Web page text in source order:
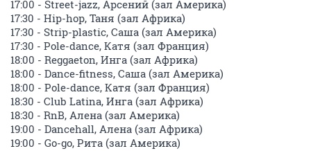
17:00 - Street-jazz, Арсений (зал Америка)
17:30 - Hip-hop, Таня (зал Африка)
17:30 - Strip-plastic, Саша (зал Америка)
17:30 - Pole-dance, Катя (зал Франция)
18:00 - Reggaeton, Инга (зал Африка)
18:00 - Dance-fitness, Саша (зал Америка)
18:00 - Pole-dance, Катя (зал Франция)
18:30 - Club Latina, Инга (зал Африка)
18:30 - RnB, Алена (зал Америка)
19:00 - Dancehall, Алена (зал Африка)
19:00 - Go-go, Рита (зал Америка)